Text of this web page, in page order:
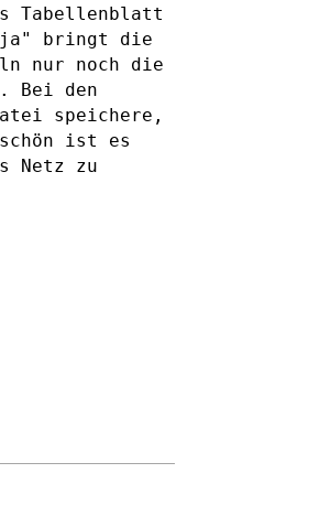
Tabellenblatt
bringt die
nur noch die
Bei den
speichere,
ist es
Netz zu